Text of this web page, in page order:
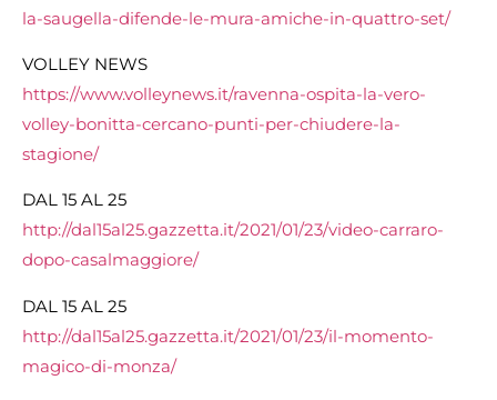
la-saugella-difende-le-mura-amiche-in-quattro-set/
VOLLEY NEWS
https://www.volleynews.it/ravenna-ospita-la-vero-
volley-bonitta-cercano-punti-per-chiudere-la-
stagione/
DAL 15 AL 25
http://dal15al25.gazzetta.it/2021/01/23/video-carraro-
dopo-casalmaggiore/
DAL 15 AL 25
http://dal15al25.gazzetta.it/2021/01/23/il-momento-
magico-di-monza/